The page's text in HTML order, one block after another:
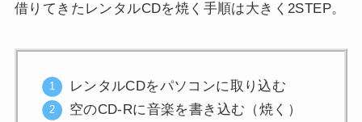
借りてきたレンタルCDを焼く手順は大きく2STEP。
レンタルCDをパソコンに取り込む
空のCD-Rに音楽を書き込む（焼く）